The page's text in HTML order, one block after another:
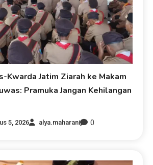
Kwarda Jatim Ziarah ke Makam
Pramuka Jangan Kehilangan
5, 2026 alya.maharani 0